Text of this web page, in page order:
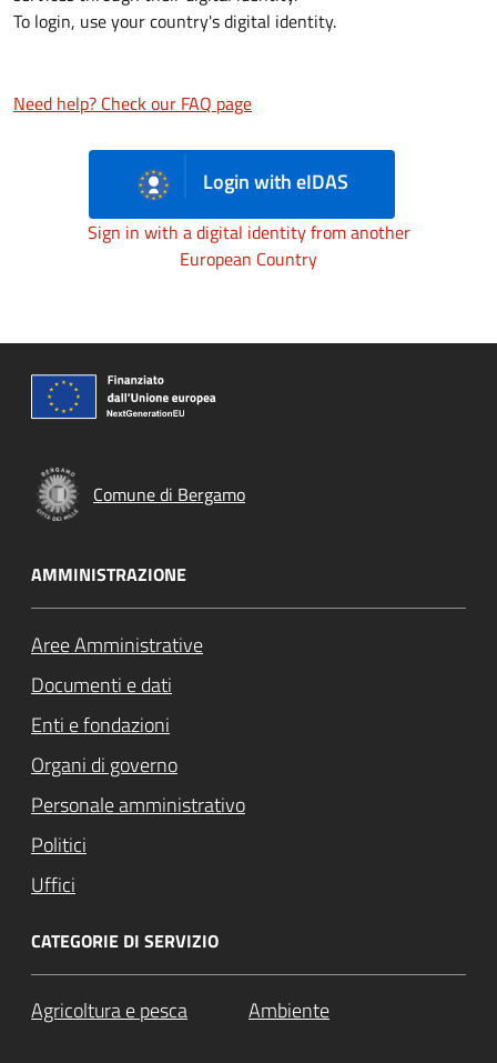
To login, use your country's digital identity.
Need help? Check our FAQ page
Login with eIDAS
Sign in with a digital identity from another
European Country
Comune di Bergamo
AMMINISTRAZIONE
Aree Amministrative
Documenti e dati
Enti e fondazioni
Organi di governo
Personale amministrativo
Politici
Uffici
CATEGORIE DI SERVIZIO
Agricoltura e pesca Ambiente